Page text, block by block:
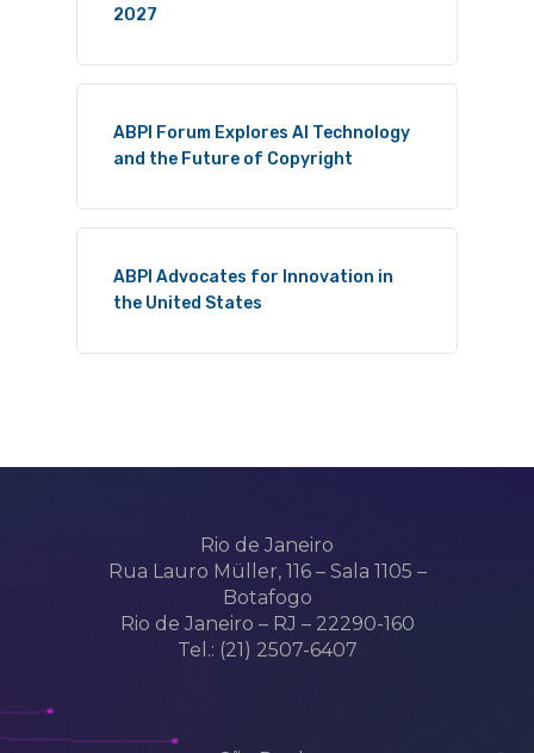
2027
ABPI Forum Explores AI Technology
and the Future of Copyright
ABPI Advocates for Innovation in
the United States
Rio de Janeiro
Rua Lauro Müller, 116 – Sala 1105 –
Botafogo
Rio de Janeiro – RJ – 22290-160
Tel.: (21) 2507-6407